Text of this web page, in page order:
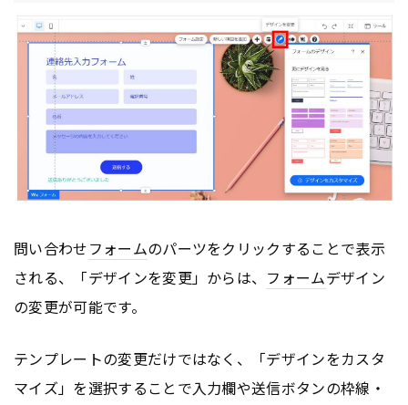
問い合わせフォームのパーツをクリックすることで表示
される、「デザインを変更」からは、 フォームデザイン
の変更が可能です。
テンプレートの変更だけではなく、「デザインをカスタ
マイズ」を選択することで入力欄や送信ボタンの枠線・